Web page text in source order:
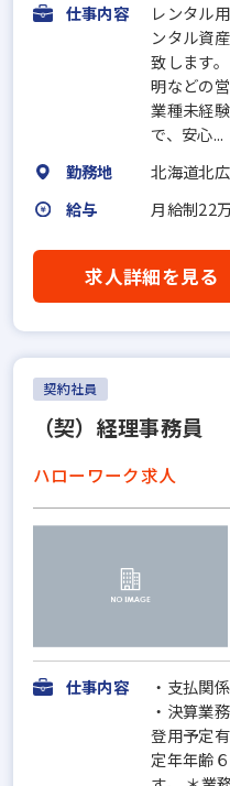
仕事内容
レンタル
ンタル資
致します
明などの
業種未経
で、安心...
勤務地
北海道北
給与
月給制22
求人詳細を見る
契約社員
（契）経理事務員
ハローワーク求人
仕事内容
・支払関
・決算業
登用予定
定年年齢